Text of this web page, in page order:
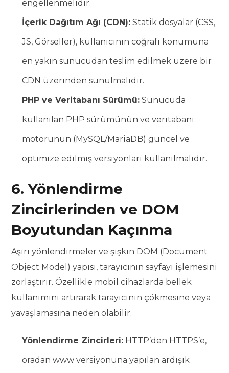
engellenmelidir.
İçerik Dağıtım Ağı (CDN): Statik dosyalar (CSS,
JS, Görseller), kullanıcının coğrafi konumuna
en yakın sunucudan teslim edilmek üzere bir
CDN üzerinden sunulmalıdır.
PHP ve Veritabanı Sürümü: Sunucuda
kullanılan PHP sürümünün ve veritabanı
motorunun (MySQL/MariaDB) güncel ve
optimize edilmiş versiyonları kullanılmalıdır.
6. Yönlendirme
Zincirlerinden ve DOM
Boyutundan Kaçınma
Aşırı yönlendirmeler ve şişkin DOM (Document
Object Model) yapısı, tarayıcının sayfayı işlemesini
zorlaştırır. Özellikle mobil cihazlarda bellek
kullanımını artırarak tarayıcının çökmesine veya
yavaşlamasına neden olabilir.
Yönlendirme Zincirleri: HTTP’den HTTPS’e,
oradan www versiyonuna yapılan ardışık